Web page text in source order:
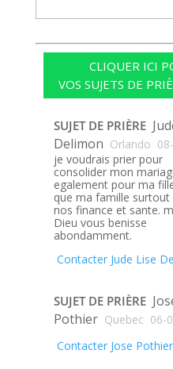
CLIQUER ICI
VOS SUJETS DE
SUJET DE PRIÈRE
Delimon Orlando
je voudrais prier pour
consolider mon
egalement pour ma
que ma famille surtout
nos finance et sante.
Dieu vous benisse
abondamment.
Contacter Jude Lise
SUJET DE PRIÈRE
Pothier Quebec 06-
Contacter Jose Pothier